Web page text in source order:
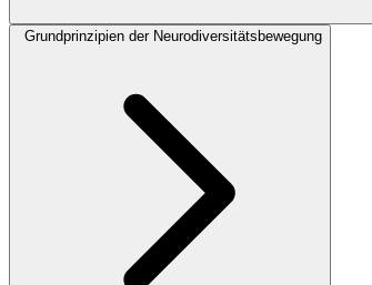
Grundprinzipien der Neurodiversitätsbewegung